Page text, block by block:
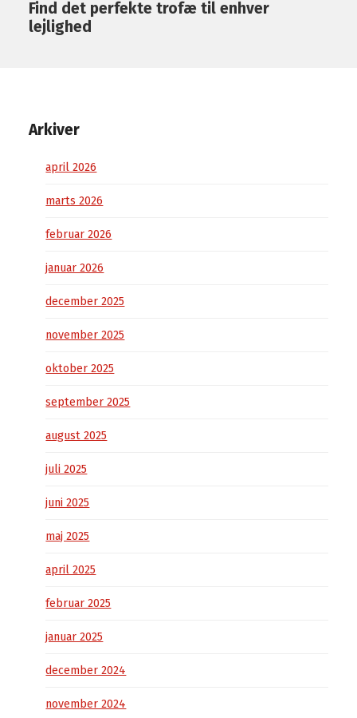
Find det perfekte trofæ til enhver
lejlighed
Arkiver
april 2026
marts 2026
februar 2026
januar 2026
december 2025
november 2025
oktober 2025
september 2025
august 2025
juli 2025
juni 2025
maj 2025
april 2025
februar 2025
januar 2025
december 2024
november 2024